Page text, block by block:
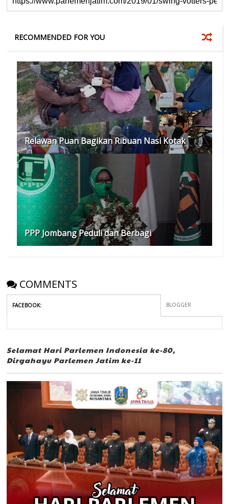
RECOMMENDED FOR YOU
Relawan Puan Bagikan Ribuan Nasi Kotak
PPP Jombang Peduli dan Berbagi
COMMENTS
FACEBOOK: BLOGGER
Selamat Hari Parlemen Indonesia ke-80,
Dirgahayu Parlemen Jatim ke-11